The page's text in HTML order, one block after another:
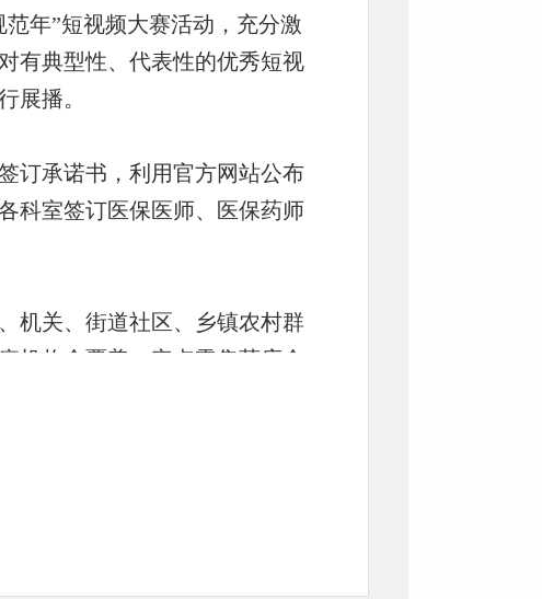
年”短视频大赛活动，充分激
有典型性、代表性的优秀短视
展播。
订承诺书，利用官方网站公布
科室签订医保医师、医保药师
机关、街道社区、乡镇农村群
机构全覆盖，定点零售药店全